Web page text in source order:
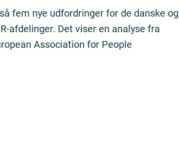
fem nye udfordringer for de danske og
afdelinger. Det viser en analyse fra
Association for People